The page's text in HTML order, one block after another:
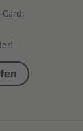
Card: